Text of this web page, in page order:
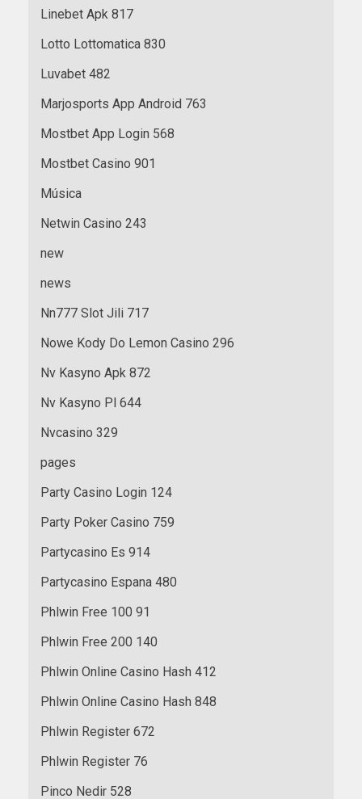
Linebet Apk 817
Lotto Lottomatica 830
Luvabet 482
Marjosports App Android 763
Mostbet App Login 568
Mostbet Casino 901
Música
Netwin Casino 243
new
news
Nn777 Slot Jili 717
Nowe Kody Do Lemon Casino 296
Nv Kasyno Apk 872
Nv Kasyno Pl 644
Nvcasino 329
pages
Party Casino Login 124
Party Poker Casino 759
Partycasino Es 914
Partycasino Espana 480
Phlwin Free 100 91
Phlwin Free 200 140
Phlwin Online Casino Hash 412
Phlwin Online Casino Hash 848
Phlwin Register 672
Phlwin Register 76
Pinco Nedir 528